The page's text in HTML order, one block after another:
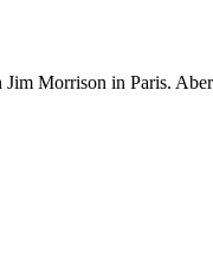
Morrison in Paris.